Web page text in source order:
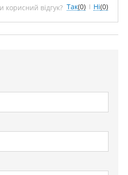
корисний відгук? Так(0) Ні(0)